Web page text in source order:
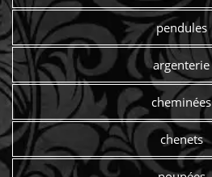
pendules
argenterie
cheminées
chenets